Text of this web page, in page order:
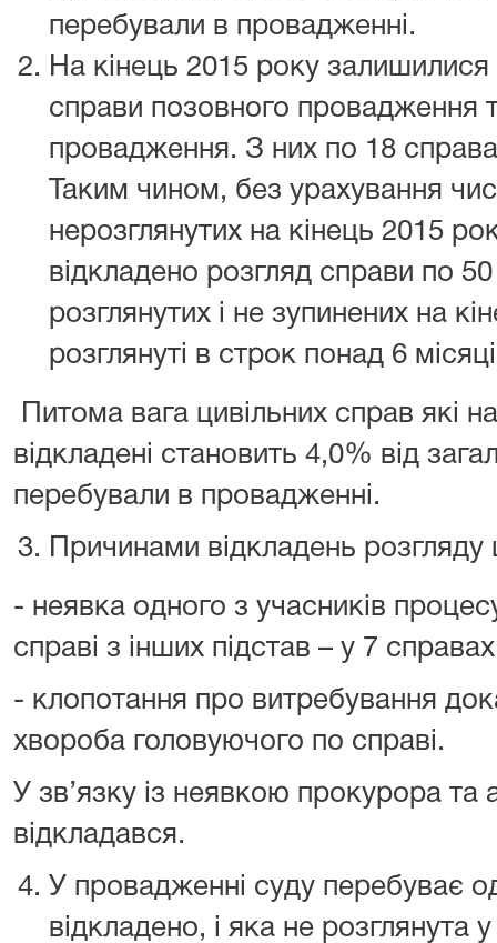
перебували в провадженні.
На кінець 2015 року залишилися
справи позовного провадження
провадження. З них по 18
Таким чином, без урахування
нерозглянутих на кінець 2015
відкладено розгляд справи по
розглянутих і не зупинених на
розглянуті в строк понад 6
Питома вага цивільних справ які
відкладені становить 4,0% від
перебували в провадженні.
Причинами відкладень розгляду
- неявка одного з учасників
справі з інших підстав – у 7
- клопотання про витребування
хвороба головуючого по справі.
У зв’язку із неявкою прокурора та
відкладався.
У провадженні суду перебуває
відкладено, і яка не розглянута